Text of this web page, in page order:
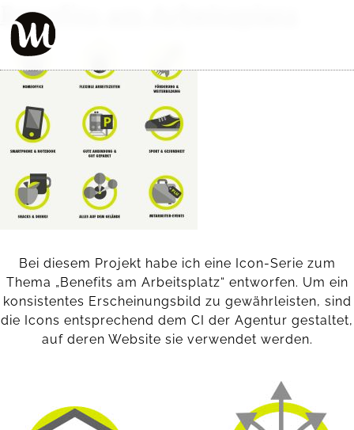
Benefits am Arbeitsplatz
Bei diesem Projekt habe ich eine Icon-Serie zum
Thema „Benefits am Arbeitsplatz“ entworfen. Um ein
konsistentes Erscheinungsbild zu gewährleisten, sind
die Icons entsprechend dem CI der Agentur gestaltet,
auf deren Website sie verwendet werden.